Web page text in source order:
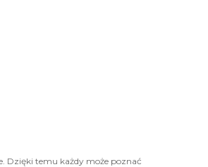
Dzięki temu każdy może poznać